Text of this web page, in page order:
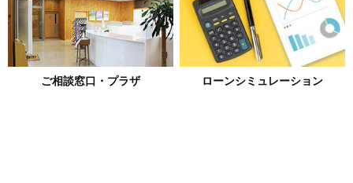
ご相談窓口・プラザ ローンシミュレーション